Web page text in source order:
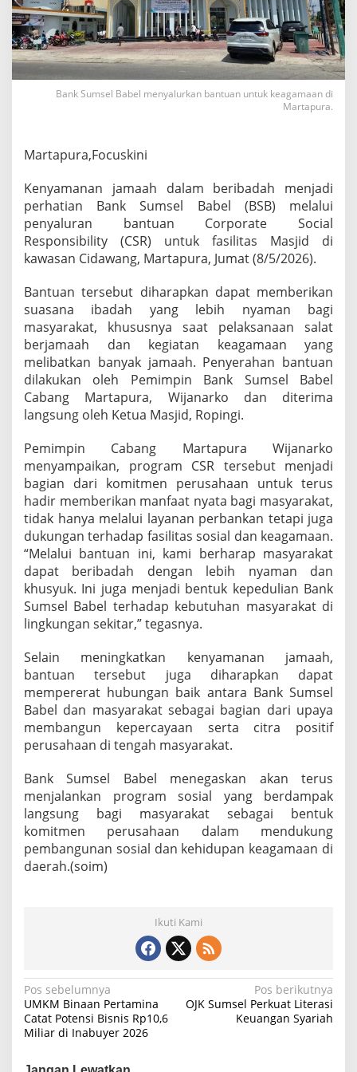
a
k
a
t
,
B
a
u
e
B
a
e
S
l
k
a
n
B
t
u
a
n
S
R
n
u
k
F
s
l
i
t
a
s
K
a
g
m
a
Bank Sumsel Babel menyalurkan bantuan untuk keagamaan di
Martapura.
Martapura,Focuskini
Kenyamanan jamaah dalam beribadah menjadi
perhatian Bank Sumsel Babel (BSB) melalui
penyaluran bantuan Corporate Social
Responsibility (CSR) untuk fasilitas Masjid di
kawasan Cidawang, Martapura, Jumat (8/5/2026).
Bantuan tersebut diharapkan dapat memberikan
suasana ibadah yang lebih nyaman bagi
masyarakat, khususnya saat pelaksanaan salat
berjamaah dan kegiatan keagamaan yang
melibatkan banyak jamaah. Penyerahan bantuan
dilakukan oleh Pemimpin Bank Sumsel Babel
Cabang Martapura, Wijanarko dan diterima
langsung oleh Ketua Masjid, Ropingi.
Pemimpin Cabang Martapura Wijanarko
menyampaikan, program CSR tersebut menjadi
bagian dari komitmen perusahaan untuk terus
hadir memberikan manfaat nyata bagi masyarakat,
tidak hanya melalui layanan perbankan tetapi juga
dukungan terhadap fasilitas sosial dan keagamaan.
“Melalui bantuan ini, kami berharap masyarakat
dapat beribadah dengan lebih nyaman dan
khusyuk. Ini juga menjadi bentuk kepedulian Bank
Sumsel Babel terhadap kebutuhan masyarakat di
lingkungan sekitar,” tegasnya.
Selain meningkatkan kenyamanan jamaah,
bantuan tersebut juga diharapkan dapat
mempererat hubungan baik antara Bank Sumsel
Babel dan masyarakat sebagai bagian dari upaya
membangun kepercayaan serta citra positif
perusahaan di tengah masyarakat.
Bank Sumsel Babel menegaskan akan terus
menjalankan program sosial yang berdampak
langsung bagi masyarakat sebagai bentuk
komitmen perusahaan dalam mendukung
pembangunan sosial dan kehidupan keagamaan di
daerah.(soim)
Ikuti Kami
N
a
v
i
Pos sebelumnya
UMKM Binaan Pertamina
Catat Potensi Bisnis Rp10,6
Miliar di Inabuyer 2026
Pos berikutnya
OJK Sumsel Perkuat Literasi
Keuangan Syariah